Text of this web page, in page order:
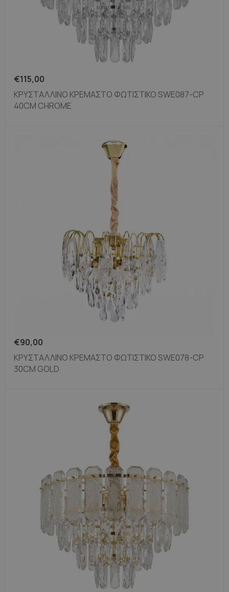
€115,00
ΚΡΥΣΤΆΛΛΙΝΟ ΚΡΕΜΑΣΤΌ ΦΩΤΙΣΤΙΚΌ SWE087-CP
40CM CHROME
€90,00
ΚΡΥΣΤΆΛΛΙΝΟ ΚΡΕΜΑΣΤΌ ΦΩΤΙΣΤΙΚΌ SWE078-CP
30CM GOLD